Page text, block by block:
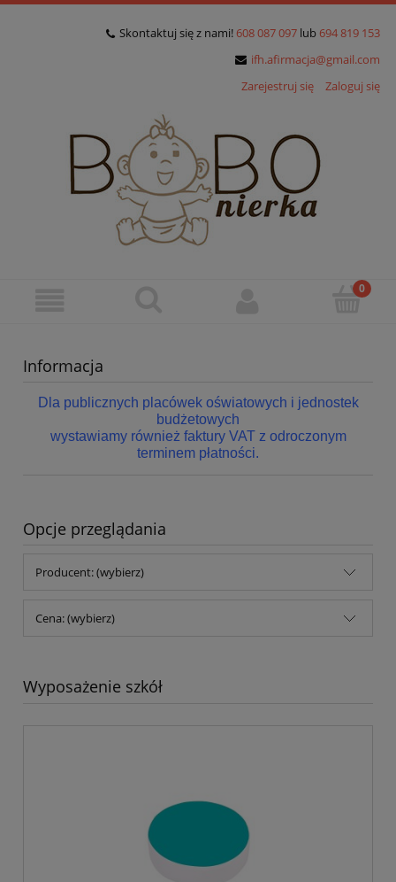
Skontaktuj się z nami! 608 087 097 lub 694 819 153
ifh.afirmacja@gmail.com
Zarejestruj się
Zaloguj się
Informacja
Dla publicznych placówek oświatowych i jednostek
budżetowych
wystawiamy również faktury VAT z odroczonym
terminem płatności.
Opcje przeglądania
Producent: (wybierz)
Cena: (wybierz)
Wyposażenie szkół